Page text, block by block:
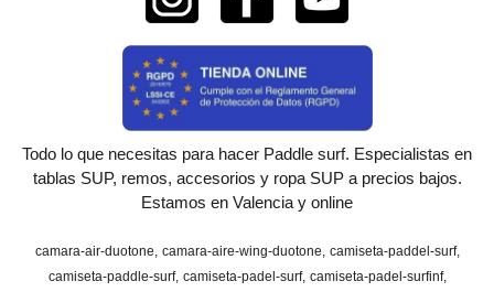
Todo lo que necesitas para hacer Paddle surf. Especialistas en
tablas SUP, remos, accesorios y ropa SUP a precios bajos.
Estamos en Valencia y online
camara-air-duotone camara-aire-wing-duotone camiseta-paddel-surf
camiseta-paddle-surf camiseta-padel-surf camiseta-padel-surfinf